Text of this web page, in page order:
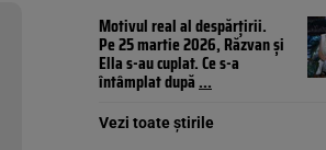
Motivul real al despărțirii.
Pe 25 martie 2026, Răzvan și
Ella s-au cuplat. Ce s-a
întâmplat după...
Vezi toate știrile